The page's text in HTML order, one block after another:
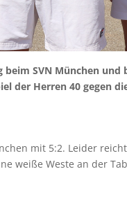
SVN München und
der Herren 40 gegen
mit 5:2. Leider
weiße Weste an der